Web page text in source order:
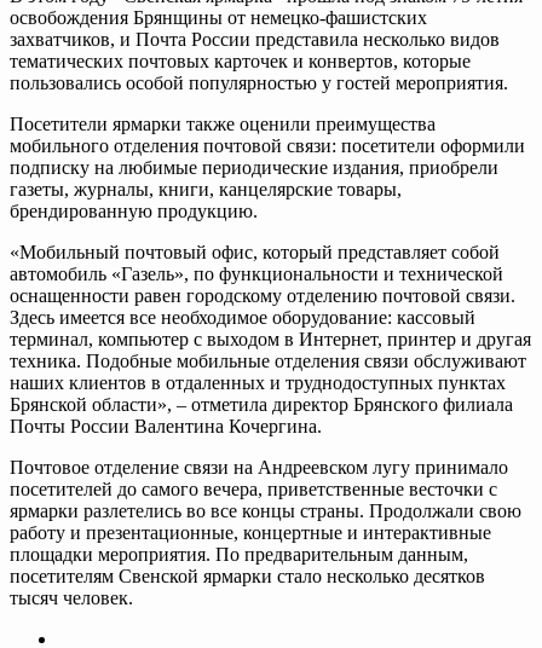
освобождения Брянщины от немецко-фашистских
захватчиков, и Почта России представила несколько видов
тематических почтовых карточек и конвертов, которые
пользовались особой популярностью у гостей мероприятия.
Посетители ярмарки также оценили преимущества
мобильного отделения почтовой связи: посетители оформили
подписку на любимые периодические издания, приобрели
газеты, журналы, книги, канцелярские товары,
брендированную продукцию.
«Мобильный почтовый офис, который представляет собой
автомобиль «Газель», по функциональности и технической
оснащенности равен городскому отделению почтовой связи.
Здесь имеется все необходимое оборудование: кассовый
терминал, компьютер с выходом в Интернет, принтер и другая
техника. Подобные мобильные отделения связи обслуживают
наших клиентов в отдаленных и труднодоступных пунктах
Брянской области», – отметила директор Брянского филиала
Почты России Валентина Кочергина.
Почтовое отделение связи на Андреевском лугу принимало
посетителей до самого вечера, приветственные весточки с
ярмарки разлетелись во все концы страны. Продолжали свою
работу и презентационные, концертные и интерактивные
площадки мероприятия. По предварительным данным,
посетителям Свенской ярмарки стало несколько десятков
тысяч человек.